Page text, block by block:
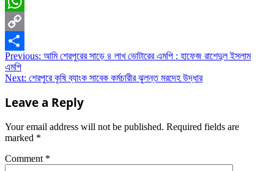
WhatsApp
Copy
Link
Share
Post
navigation
Previous: আমি শেরপুরের সাড়ে ৪ লাখ ভোটারের এমপি : হাফেজ রাশেদুল ইসলাম
এমপি
Next: শেরপুরে কৃষি ব্যাংক সাবেক কর্মচারীর ঝুলন্ত মরদেহ উদ্ধার
Leave a Reply
Your email address will not be published. Required fields are
marked *
Comment *